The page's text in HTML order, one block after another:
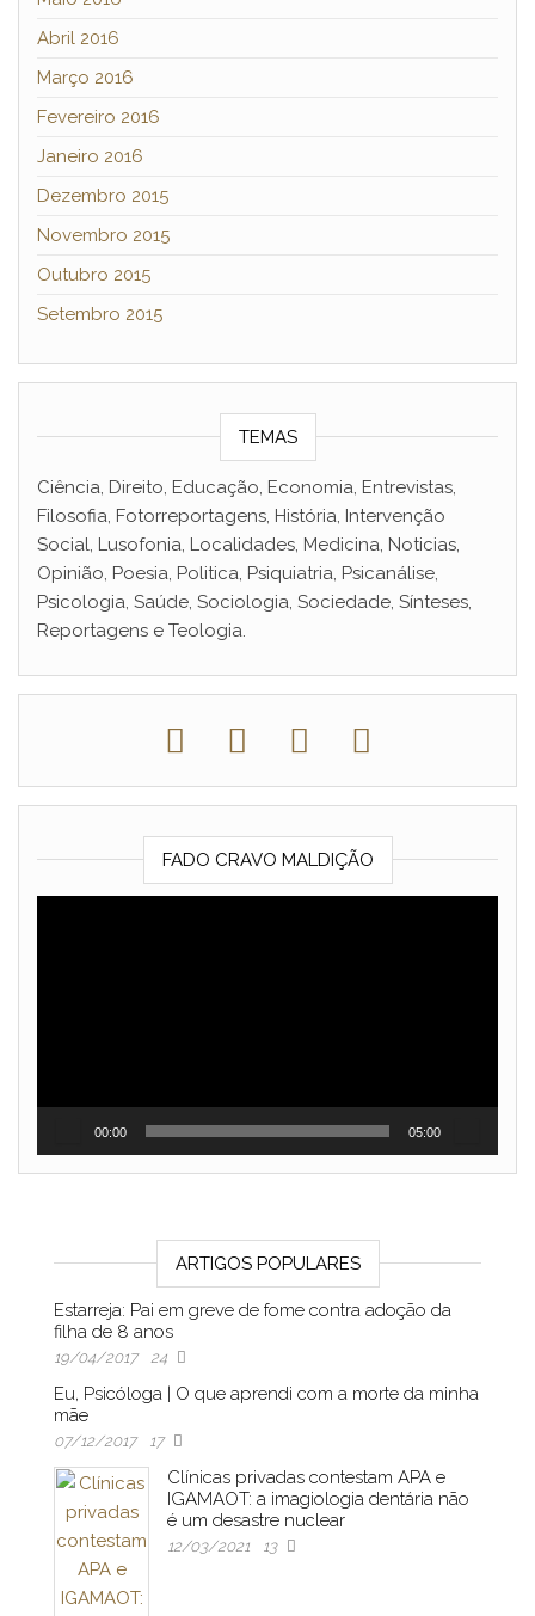
Abril 2016
Março 2016
Fevereiro 2016
Janeiro 2016
Dezembro 2015
Novembro 2015
Outubro 2015
Setembro 2015
TEMAS
Ciência, Direito, Educação, Economia, Entrevistas,
Filosofia, Fotorreportagens, História, Intervenção
Social, Lusofonia, Localidades, Medicina, Noticias,
Opinião, Poesia, Politica, Psiquiatria, Psicanálise,
Psicologia, Saúde, Sociologia, Sociedade, Sínteses,
Reportagens e Teologia.
FADO CRAVO MALDIÇÃO
00:00 05:00
ARTIGOS POPULARES
Estarreja: Pai em greve de fome contra adoção da
filha de 8 anos
19/04/2017 24
Eu, Psicóloga | O que aprendi com a morte da minha
mãe
07/12/2017 17
Clínicas privadas contestam APA e
IGAMAOT: a imagiologia dentária não
é um desastre nuclear
12/03/2021 13